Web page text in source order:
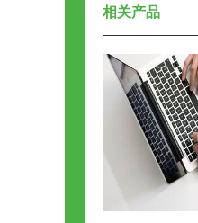
相关产品